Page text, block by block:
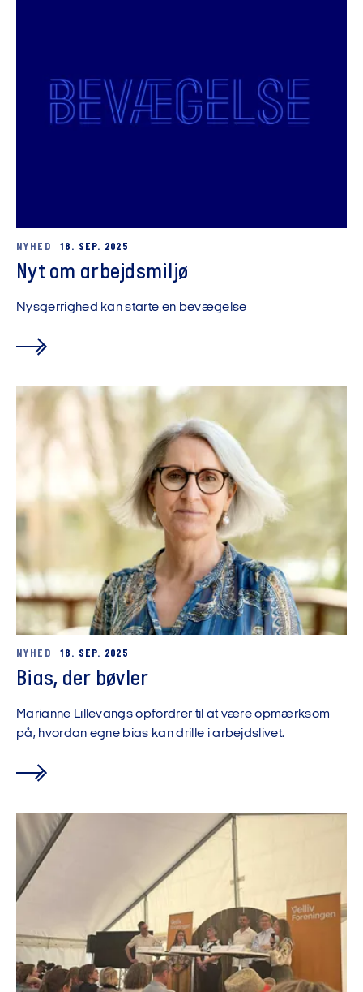
NYHED 18. SEP. 2025
Nyt om arbejdsmiljø
Nysgerrighed kan starte en bevægelse
NYHED 18. SEP. 2025
Bias, der bøvler
Marianne Lillevangs opfordrer til at være opmærksom
på, hvordan egne bias kan drille i arbejdslivet.